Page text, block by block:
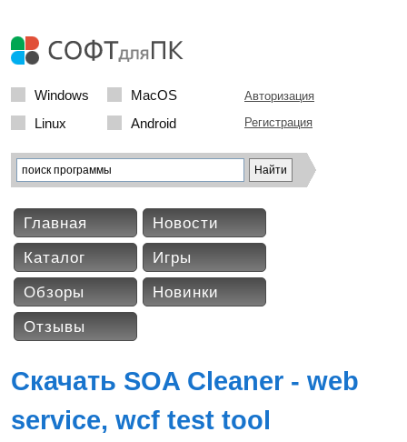
Windows
MacOS
Linux
Android
Авторизация
Регистрация
Главная
Новости
Каталог
Игры
Обзоры
Новинки
Отзывы
Скачать SOA Cleaner - web
service, wcf test tool